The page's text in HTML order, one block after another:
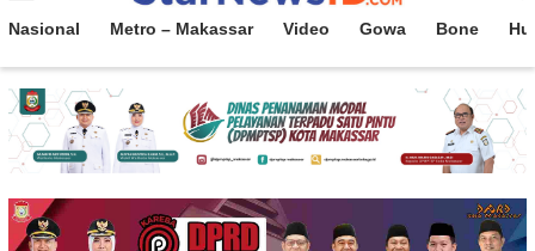
Mobile
Nasional Metro – Makassar Video Gowa Bone